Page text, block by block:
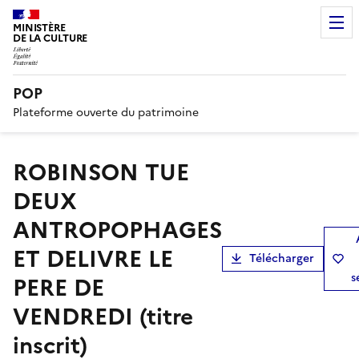
MINISTÈRE
DE LA CULTURE
POP
Plateforme ouverte du patrimoine
ROBINSON TUE
DEUX
ANTROPOPHAGES
ET DELIVRE LE
PERE DE
VENDREDI (titre
inscrit)
Télécharger